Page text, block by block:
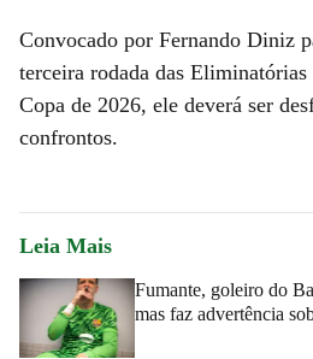
Convocado por Fernando Diniz
terceira rodada das
Copa de 2026, ele deverá ser
confrontos.
Leia Mais
Fumante, goleiro do
mas faz advertência